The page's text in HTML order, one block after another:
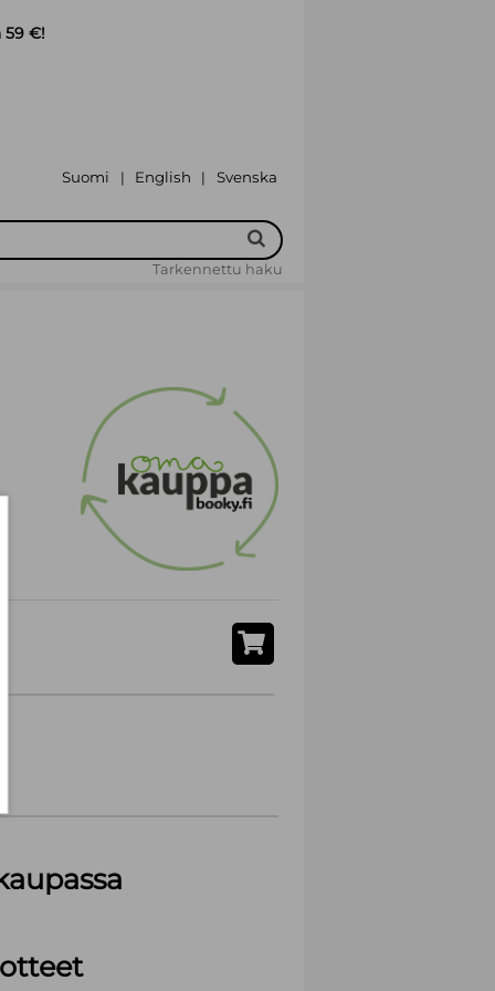
59 €!
Suomi | English | Svenska
Tarkennettu haku